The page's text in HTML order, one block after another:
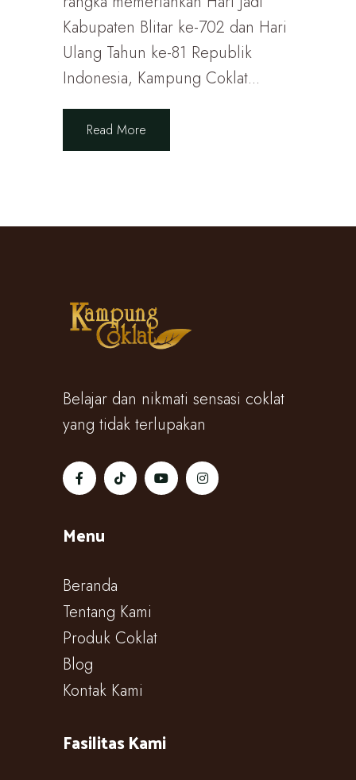
Kabupaten Blitar ke-702 dan Hari
Ulang Tahun ke-81 Republik
Indonesia, Kampung Coklat...
Read More
Belajar dan nikmati sensasi coklat
yang tidak terlupakan
Menu
Beranda
Tentang Kami
Produk Coklat
Blog
Kontak Kami
Fasilitas Kami